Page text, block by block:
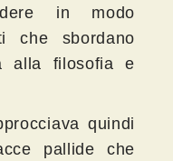
in modo
che sbordano
alla filosofia e
quindi
pallide che